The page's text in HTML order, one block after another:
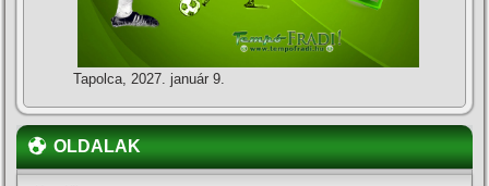
Tapolca, 2027. január 9.
OLDALAK